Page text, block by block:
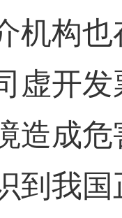
机构
虚开
造成
到我